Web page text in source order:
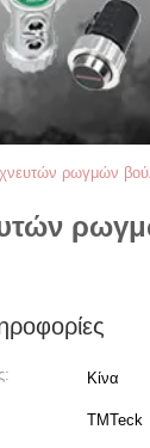
ρωγμών
Κίνα
TMTeck